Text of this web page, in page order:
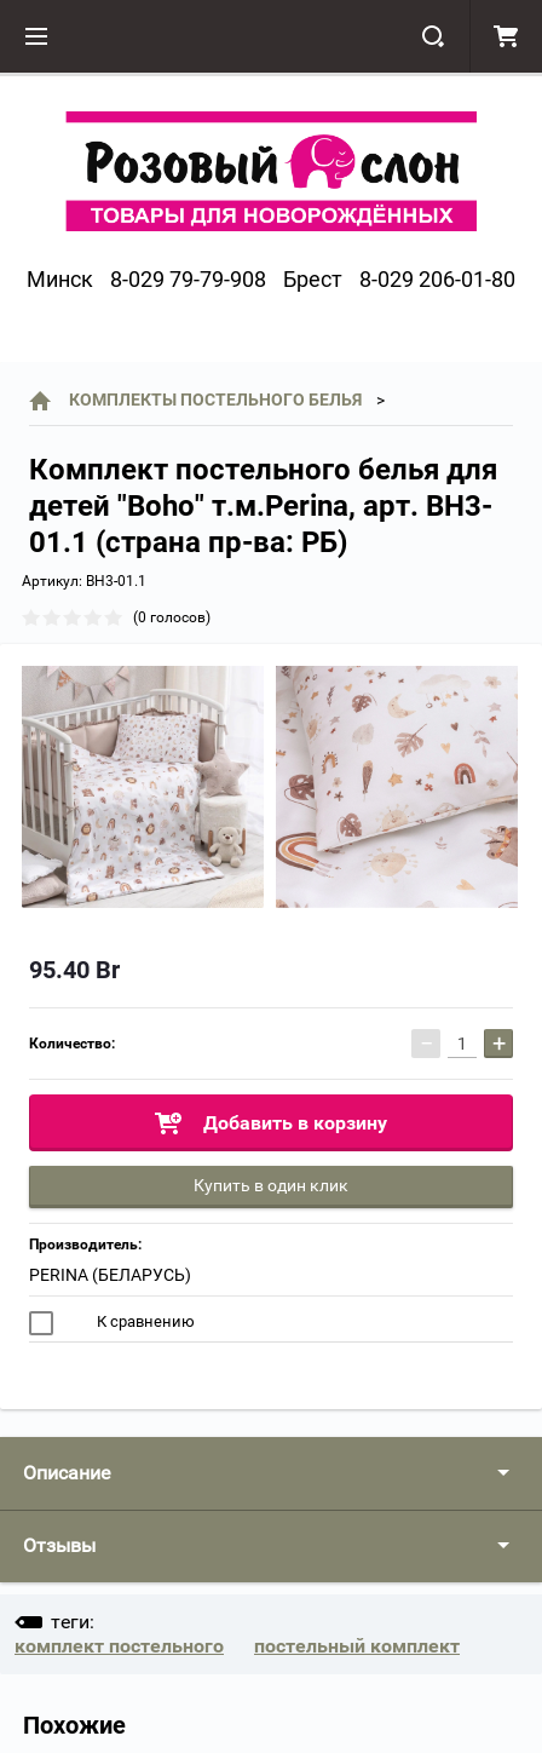
Минск 8-029 79-79-908 Брест 8-029 206-01-80
КОМПЛЕКТЫ ПОСТЕЛЬНОГО БЕЛЬЯ
Комплект постельного белья для
детей "Boho" т.м.Perina, арт. BH3-
01.1 (страна пр-ва: РБ)
Артикул: BH3-01.1
(0 голосов)
95.40 Br
Количество: − +
Добавить в корзину
Купить в один клик
Производитель:
PERINA (БЕЛАРУСЬ)
К сравнению
Описание
Отзывы
теги:
комплект постельного
постельный комплект
Похожие